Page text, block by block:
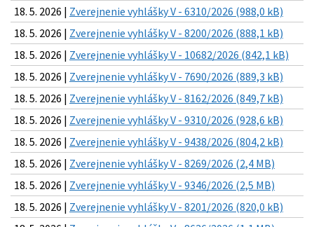
18. 5. 2026 | Zverejnenie vyhlášky V - 6310/2026 (988,0 kB)
18. 5. 2026 | Zverejnenie vyhlášky V - 8200/2026 (888,1 kB)
18. 5. 2026 | Zverejnenie vyhlášky V - 10682/2026 (842,1 kB)
18. 5. 2026 | Zverejnenie vyhlášky V - 7690/2026 (889,3 kB)
18. 5. 2026 | Zverejnenie vyhlášky V - 8162/2026 (849,7 kB)
18. 5. 2026 | Zverejnenie vyhlášky V - 9310/2026 (928,6 kB)
18. 5. 2026 | Zverejnenie vyhlášky V - 9438/2026 (804,2 kB)
18. 5. 2026 | Zverejnenie vyhlášky V - 8269/2026 (2,4 MB)
18. 5. 2026 | Zverejnenie vyhlášky V - 9346/2026 (2,5 MB)
18. 5. 2026 | Zverejnenie vyhlášky V - 8201/2026 (820,0 kB)